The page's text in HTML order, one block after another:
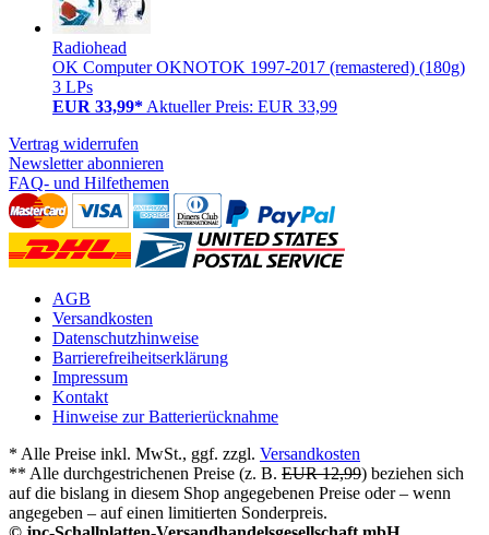
Radiohead
OK Computer OKNOTOK 1997-2017 (remastered) (180g)
3 LPs
EUR 33,99*Aktueller Preis: EUR 33,99
Vertrag widerrufen
Newsletter abonnieren
FAQ- und Hilfethemen
AGB
Versandkosten
Datenschutzhinweise
Barrierefreiheitserklärung
Impressum
Kontakt
Hinweise zur Batterierücknahme
* Alle Preise inkl. MwSt., ggf. zzgl. Versandkosten
** Alle durchgestrichenen Preise (z. B. EUR 12,99) beziehen sich
auf die bislang in diesem Shop angegebenen Preise oder – wenn
angegeben – auf einen limitierten Sonderpreis.